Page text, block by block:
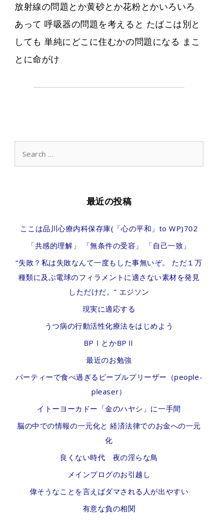
放射線の問題とか黄砂とか花粉とかいろいろ
あって 呼吸器の問題を考えると たばこは別と
しても 単純にどこに住むかの問題になる まこ
とに命がけ
最近の投稿
ここは品川心療内科保存庫(「心の平和」to WP)702
「共感的理解」 「無条件の受容」 「自己一致」
“失敗？私は失敗なんて一度もした事無いぞ。 ただ１万
種類に及ぶ電球のフィラメントに適さない素材を発見
しただけだ。” エジソン
現実に適応する
うつ病の行動活性化療法をはじめよう
BPⅠとかBPⅡ
最近のお勉強
パーティーで食べ過ぎるピープルプリーザー（people-
pleaser）
イトーヨーカドー「金のハヤシ」に一手間
脳の中での情報の一元化と 経済法律でのお金への一元
化
良くない時代 夜の淫らな鳥
メインプログのお引越し
偉そうなことを言えばダマされる人が出やすい
有意な負の相関